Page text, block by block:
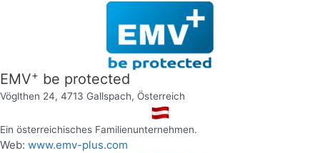
EMV+ be protected
Vöglthen 24, 4713 Gallspach, Österreich
Ein österreichisches Familienunternehmen.
Web: www.emv-plus.com